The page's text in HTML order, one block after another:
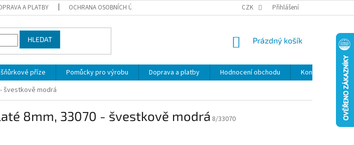
A PLATBY OCHRANA OSOBNÍCH ÚDAJŮ CZK Přihlášení
HLEDAT
NÁKUPNÍ
Prázdný košík
příze Pomůcky pro výrobu Doprava a platby Hodnocení obchodu Kontakty
švestkově modrá
8mm, 33070 - švestkově modrá 8/33070